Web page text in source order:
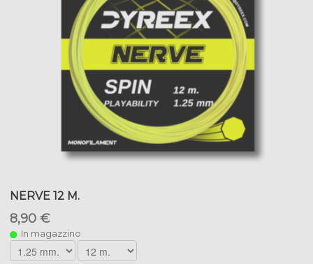
NERVE 12 M.
8,90 €
In magazzino